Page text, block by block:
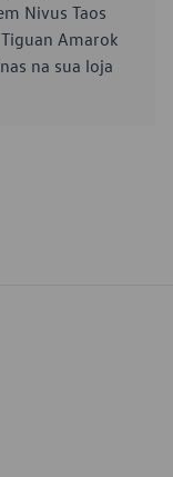
Nivus Taos
Amarok
na sua loja